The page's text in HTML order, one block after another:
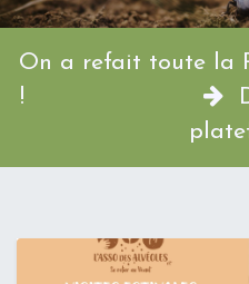
On a refait toute la
!